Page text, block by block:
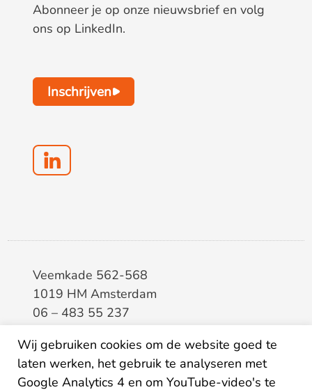
Abonneer je op onze nieuwsbrief en volg
ons op LinkedIn.
Inschrijven
Veemkade 562-568
1019 HM Amsterdam
06 – 483 55 237
BTW8133.20.343.B.01
KvK34207150
Wij gebruiken cookies om de website goed te
laten werken, het gebruik te analyseren met
Google Analytics 4 en om YouTube-video's te